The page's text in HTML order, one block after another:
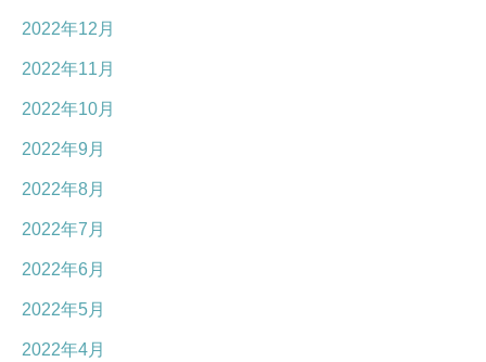
2022年12月
2022年11月
2022年10月
2022年9月
2022年8月
2022年7月
2022年6月
2022年5月
2022年4月